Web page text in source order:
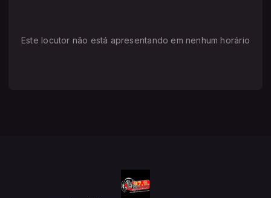
Este locutor não está apresentando em nenhum horário